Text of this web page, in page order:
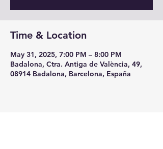
Time & Location
May 31, 2025, 7:00 PM – 8:00 PM
Badalona, Ctra. Antiga de València, 49,
08914 Badalona, Barcelona, España